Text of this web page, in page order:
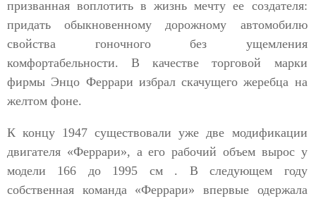
призванная воплотить в жизнь мечту ее создателя:
придать обыкновенному дорожному автомобилю
свойства гоночного без ущемления
комфортабельности. В качестве торговой марки
фирмы Энцо Феррари избрал скачущего жеребца на
желтом фоне.
К концу 1947 существовали уже две модификации
двигателя «Феррари», а его рабочий объем вырос у
модели 166 до 1995 см . В следующем году
собственная команда «Феррари» впервые одержала